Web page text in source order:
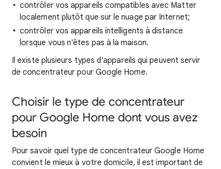
contrôler vos appareils compatibles avec Matter
localement plutôt que sur le nuage par Internet;
contrôler vos appareils intelligents à distance
lorsque vous n'êtes pas à la maison.
Il existe plusieurs types d'appareils qui peuvent servir
de concentrateur pour Google Home.
Choisir le type de concentrateur
pour Google Home dont vous avez
besoin
Pour savoir quel type de concentrateur Google Home
convient le mieux à votre domicile, il est important de